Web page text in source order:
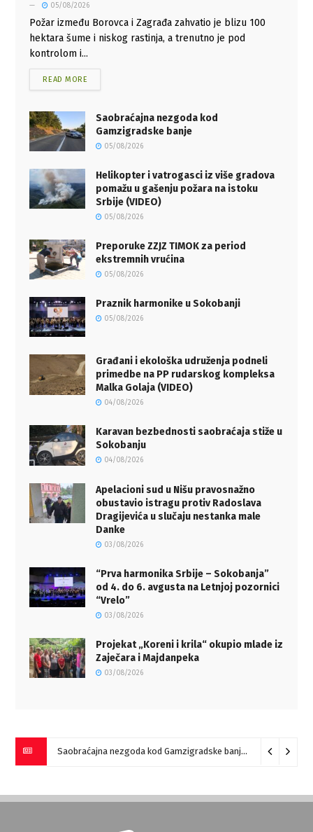
05/08/2026
Požar između Borovca i Zagrađa zahvatio je blizu 100
hektara šume i niskog rastinja, a trenutno je pod
kontrolom i...
READ MORE
Saobraćajna nezgoda kod
Gamzigradske banje
05/08/2026
Helikopter i vatrogasci iz više gradova
pomažu u gašenju požara na istoku
Srbije (VIDEO)
05/08/2026
Preporuke ZZJZ TIMOK za period
ekstremnih vrućina
05/08/2026
Praznik harmonike u Sokobanji
05/08/2026
Građani i ekološka udruženja podneli
primedbe na PP rudarskog kompleksa
Malka Golaja (VIDEO)
04/08/2026
Karavan bezbednosti saobraćaja stiže u
Sokobanju
04/08/2026
Apelacioni sud u Nišu pravosnažno
obustavio istragu protiv Radoslava
Dragijevića u slučaju nestanka male
Danke
03/08/2026
“Prva harmonika Srbije – Sokobanja”
od 4. do 6. avgusta na Letnjoj pozornici
“Vrelo”
03/08/2026
Projekat „Koreni i krila“ okupio mlade iz
Zaječara i Majdanpeka
03/08/2026
Saobraćajna nezgoda kod Gamzigradske banje 05/08/2026